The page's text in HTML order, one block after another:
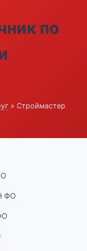
по
» Строймастер
ФО